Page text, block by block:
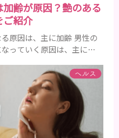
齢が原因？艶のある
ご紹介
原因は、主に加齢 男性の
っていく原因は、主に加
つのまにか髪がチリチリ
たと感じる人もいるでし
ての魅力が出てくる40代
が多い傾向があります。
、年齢と共に乱れていき
...
ヘルス